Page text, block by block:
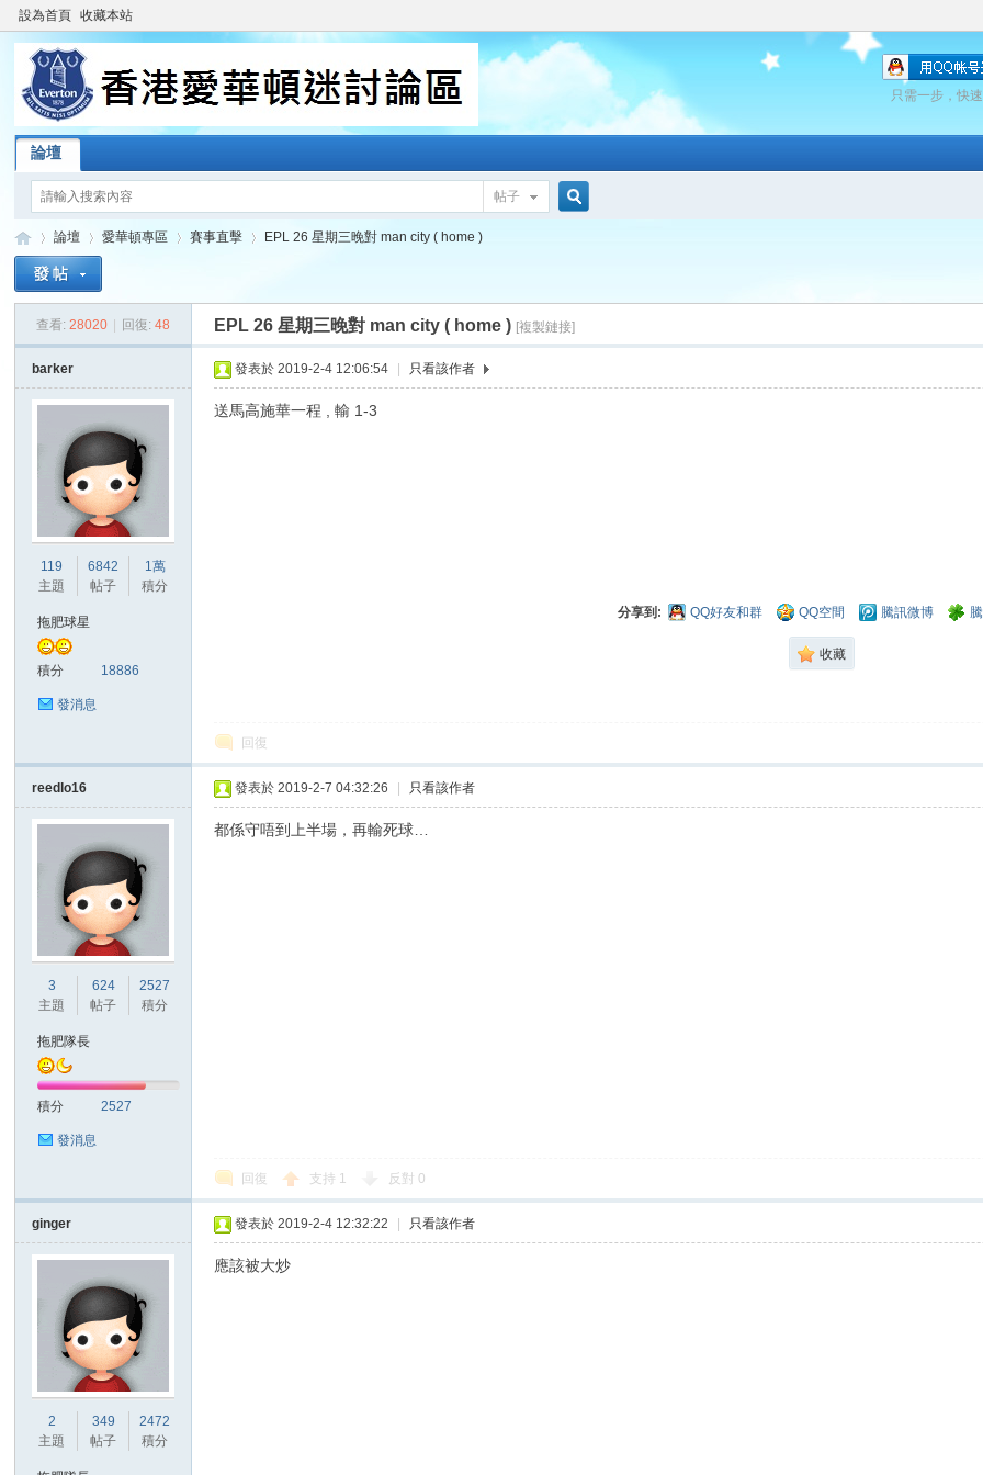
設為首頁 收藏本站
只需一步，快
論壇
帖子
索
愛
»
論壇
›
愛華頓專區
›
賽事直擊
›
EPL 26 星期三晚對 man city ( home )
查看: 28020 回復: 48 EPL 26 星期三晚對 man city ( home ) [複製鏈接]
barker
119
主題
6842
帖子
1萬
積分
拖肥球星
積分 18886
發消息
發表於 2019-2-4 12:06:54 只看該作者
送馬高施華一程 , 輸 1-3
分享到: QQ好友和群 QQ空間 騰訊微博
收藏
回復
reedlo16
3
主題
624
帖子
2527
積分
拖肥隊長
積分 2527
發消息
發表於 2019-2-7 04:32:26 只看該作者
都係守唔到上半場，再輸死球…
回復 支持 1 反對 0
ginger
2
主題
349
帖子
2472
積分
發表於 2019-2-4 12:32:22 只看該作者
應該被大炒